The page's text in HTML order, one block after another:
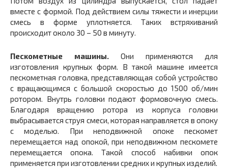
вместе с формой. Под действием силы тяжести и инерции
смесь в форме уплотняется. Таких встряхиваний
происходит около 30 – 50 в минуту.
Пескометные машины. Они применяются для
изготовления крупных форм. В такой машине имеется
пескометная головка, представляющая собой устройство
с вращающимся с большой скоростью до 1500 об/мин
ротором. Внутрь головки подают формовочную смесь.
Благодаря вращению ротора из корпуса головки
выбрасывается струя смеси, которая направляется в опоку
с моделью. При неподвижной опоке пескомет
перемещается над опокой, при неподвижном пескомете
перемещается опока. Такой способ набивки опок
применяется при изготовлении средних и крупных изделий.